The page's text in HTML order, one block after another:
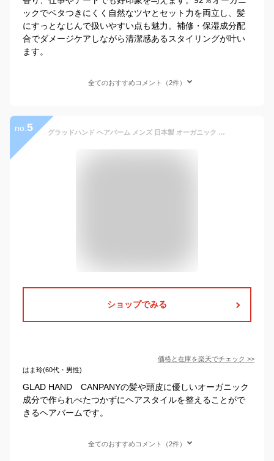
ックでベタつきにくく自然なツヤとセット力を両立し、髪
にすっとなじんで扱いやすい点も魅力。補修・保湿成分配
合でダメージケアしながら清潔感あるスタイリングが叶い
ます。
全てのおすすめコメント（2件）
no. 5 グラッドハンド ヘアバーム メンズ 日本製 オーガニック 63g アポセカリー GLAD HAND APOTHECARY HAIR BALM "INDIAN CHANT" GANGSTERVILLE ギャングスタービル WEIRDO ウィアード OLD CROW オールドクロウ
ショップでみる
価格と在庫を楽天でチェック >>
はま玲(60代・男性)
GLAD HAND CANPANYの髪や頭皮に優しいオーガニック
成分で作られべたつかずにヘアスタイルを整えることがで
きるヘアバームです。
全てのおすすめコメント（2件）